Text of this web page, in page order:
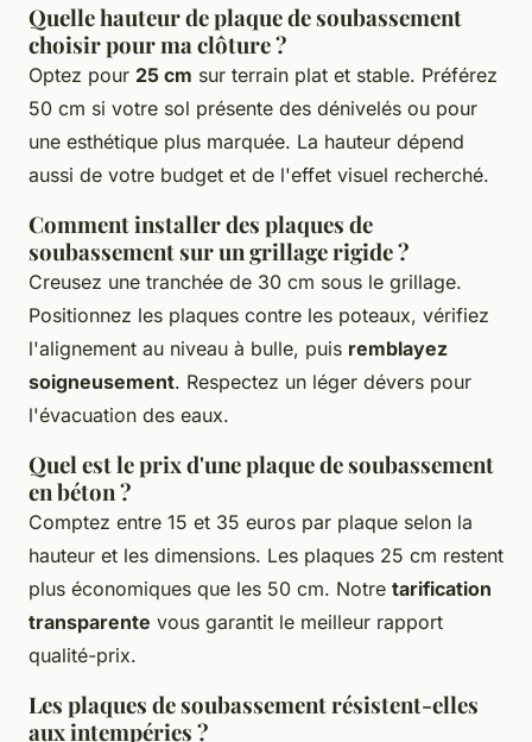
Quelle hauteur de plaque de soubassement
choisir pour ma clôture ?
Optez pour 25 cm sur terrain plat et stable. Préférez
50 cm si votre sol présente des dénivelés ou pour
une esthétique plus marquée. La hauteur dépend
aussi de votre budget et de l'effet visuel recherché.
Comment installer des plaques de
soubassement sur un grillage rigide ?
Creusez une tranchée de 30 cm sous le grillage.
Positionnez les plaques contre les poteaux, vérifiez
l'alignement au niveau à bulle, puis remblayez
soigneusement. Respectez un léger dévers pour
l'évacuation des eaux.
Quel est le prix d'une plaque de soubassement
en béton ?
Comptez entre 15 et 35 euros par plaque selon la
hauteur et les dimensions. Les plaques 25 cm restent
plus économiques que les 50 cm. Notre tarification
transparente vous garantit le meilleur rapport
qualité-prix.
Les plaques de soubassement résistent-elles
aux intempéries ?